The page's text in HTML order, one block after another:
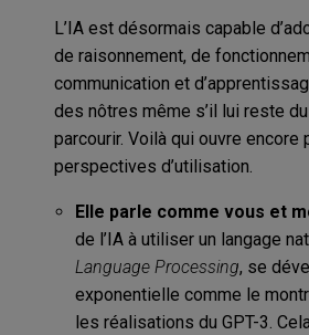
L’IA est désormais capable
de raisonnement, de
communication et
des nôtres même s’il lui reste
parcourir. Voilà qui ouvre encore
perspectives d’utilisation.
Elle parle comme vous et
de l’IA à utiliser un langage
Language Processing, se
exponentielle comme le
les réalisations du GPT-3.